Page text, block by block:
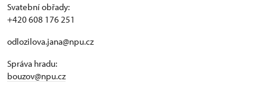
Svatební obřady:
+420 608 176 251
odlozilova.jana@npu.cz
Správa hradu:
bouzov@npu.cz